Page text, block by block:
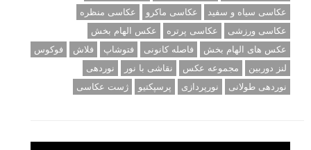
عکاسی سیاه و سفید
عکاسی ماکرو
عکاسی منظره
عکاسی ورزشی
عکاسی پرتره
عکس الهام بخش
عکس های الهام بخش
فاصله کانونی فتوشاپ فلاش
فوکوس
لنز دوربین
مجموعه عکس نقاشی با نور
نوردهی
نوردهی طولانی
نورپردازی پرسپکتیو ژست عکاسی